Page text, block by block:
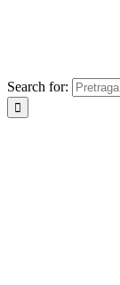
Search for: